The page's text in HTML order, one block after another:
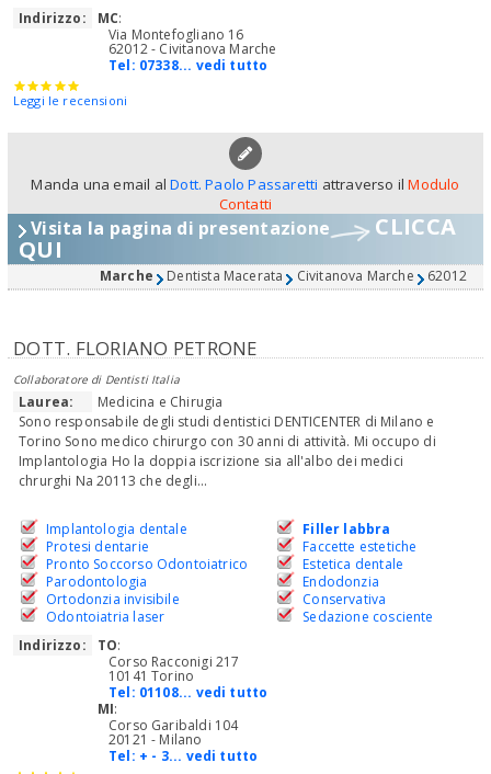
Indirizzo:
MC:
Via Montefogliano 16
62012 - Civitanova Marche
Tel: 07338... vedi tutto
Leggi le recensioni
Manda una email alDott. Paolo Passaretti attraverso ilModulo
Contatti
Visita la pagina di presentazione CLICCA
QUI
Marche Dentista Macerata Civitanova Marche 62012
DOTT. FLORIANO PETRONE
Collaboratore di Dentisti Italia
Laurea:
Medicina e Chirugia
Sono responsabile degli studi dentistici DENTICENTER di Milano e
Torino Sono medico chirurgo con 30 anni di attività. Mi occupo di
Implantologia Ho la doppia iscrizione sia all'albo dei medici
chrurghi Na 20113 che degli...
Implantologia dentale
Protesi dentarie
Pronto Soccorso Odontoiatrico
Parodontologia
Ortodonzia invisibile
Odontoiatria laser
Filler labbra
Faccette estetiche
Estetica dentale
Endodonzia
Conservativa
Sedazione cosciente
Indirizzo:
TO:
Corso Racconigi 217
10141 Torino
Tel: 01108... vedi tutto
MI:
Corso Garibaldi 104
20121 - Milano
Tel: + - 3... vedi tutto